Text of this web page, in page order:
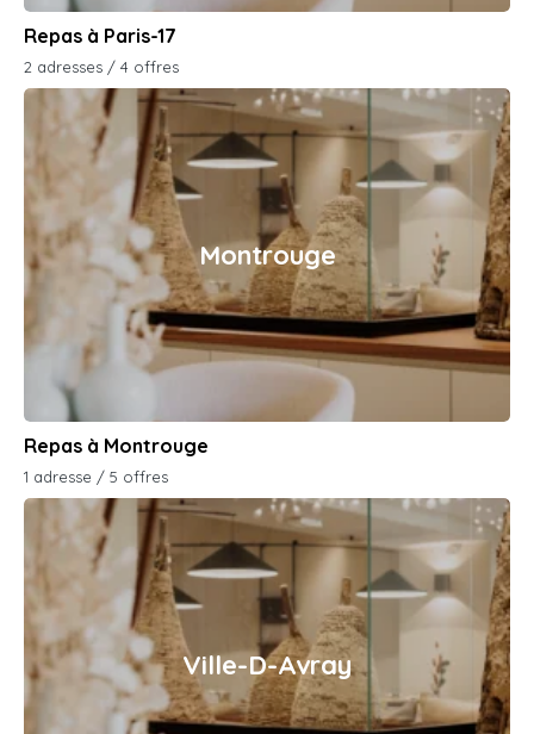
Repas à Paris-17
2 adresses / 4 offres
Montrouge
Repas à Montrouge
1 adresse / 5 offres
Ville-D-Avray